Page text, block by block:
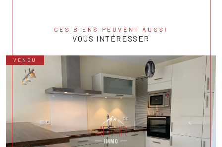
CES BIENS PEUVENT AUSSI
VOUS INTÉRESSER
VENDU